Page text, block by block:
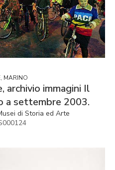
MARINO
archivio immagini Il
a settembre 2003.
di Storia ed Arte